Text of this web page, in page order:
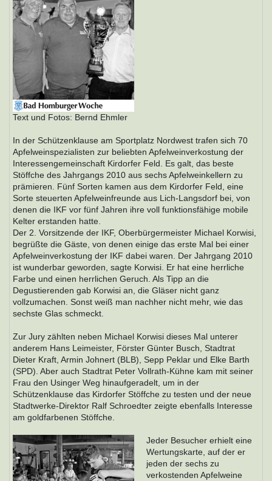
Text und Fotos: Bernd Ehmler
In der Schützenklause am Sportplatz Nordwest trafen sich 70
Apfelweinspezialisten zur beliebten Apfelweinverkostung der
Interessengemeinschaft Kirdorfer Feld. Es galt, das beste
Stöffche des Jahrgangs 2010 aus sechs Apfelweinkellern zu
prämieren. Fünf Sorten kamen aus dem Kirdorfer Feld, eine
Sorte steuerten Apfelweinfreunde aus Lich-Langsdorf bei, von
denen die IKF vor fünf Jahren ihre voll funktionsfähige mobile
Kelter erstanden hatte.
Der 2. Vorsitzende der IKF, Oberbürgermeister Michael Korwisi,
begrüßte die Gäste, von denen einige das erste Mal bei einer
Apfelweinverkostung der IKF dabei waren. Der Jahrgang 2010
ist wunderbar geworden, sagte Korwisi. Er hat eine herrliche
Farbe und einen herrlichen Geruch. Als Tipp an die
Degustierenden gab Korwisi an, die Gläser nicht ganz
vollzumachen. Sonst weiß man nachher nicht mehr, wie das
sechste Glas schmeckt.
Zur Jury zählten neben Michael Korwisi dieses Mal unterer
anderem Hans Leimeister, Förster Günter Busch, Stadtrat
Dieter Kraft, Armin Johnert (BLB), Sepp Peklar und Elke Barth
(SPD). Aber auch Stadtrat Peter Vollrath-Kühne kam mit seiner
Frau den Usinger Weg hinaufgeradelt, um in der
Schützenklause das Kirdorfer Stöffche zu testen und der neue
Stadtwerke-Direktor Ralf Schroedter zeigte ebenfalls Interesse
am goldfarbenen Stöffche.
Jeder Besucher erhielt eine
Wertungskarte, auf der er
jeden der sechs zu
verkostenden Apfelweine